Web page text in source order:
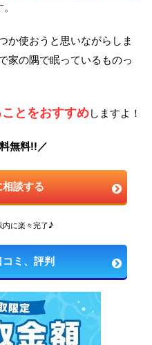
か使おうと思いながらしま
家の隅で眠っているものっ
とをおすすめしますよ！
無料!!／
談する
内に楽々完了♪
ミ、評判